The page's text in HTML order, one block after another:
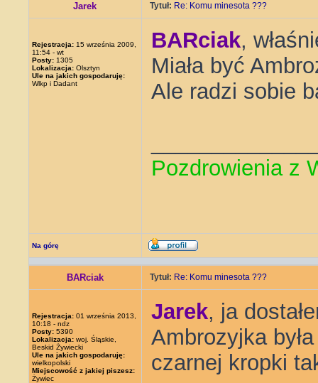
Jarek Tytuł: Re: Komu minesota ???
Rejestracja: 15 września 2009,
11:54 - wt
Posty: 1305
Lokalizacja: Olsztyn
Ule na jakich gospodaruję:
Wlkp i Dadant
BARciak,
Miała być
Ale radzi sobie
Pozdrowienia z
Na górę
BARciak Tytuł: Re: Komu minesota ???
Rejestracja: 01 września 2013,
10:18 - ndz
Posty: 5390
Lokalizacja: woj. Śląskie,
Beskid Żywiecki
Ule na jakich gospodaruję:
wielkopolski
Miejscowość z jakiej piszesz:
Żywiec
Jarek, ja
Ambrozyjka
czarnej kropki